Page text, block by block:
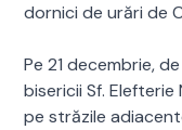
dornici de urări de
Pe 21 decembrie,
bisericii Sf.
pe străzile